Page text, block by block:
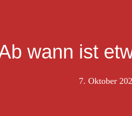
wann ist
7. Oktober